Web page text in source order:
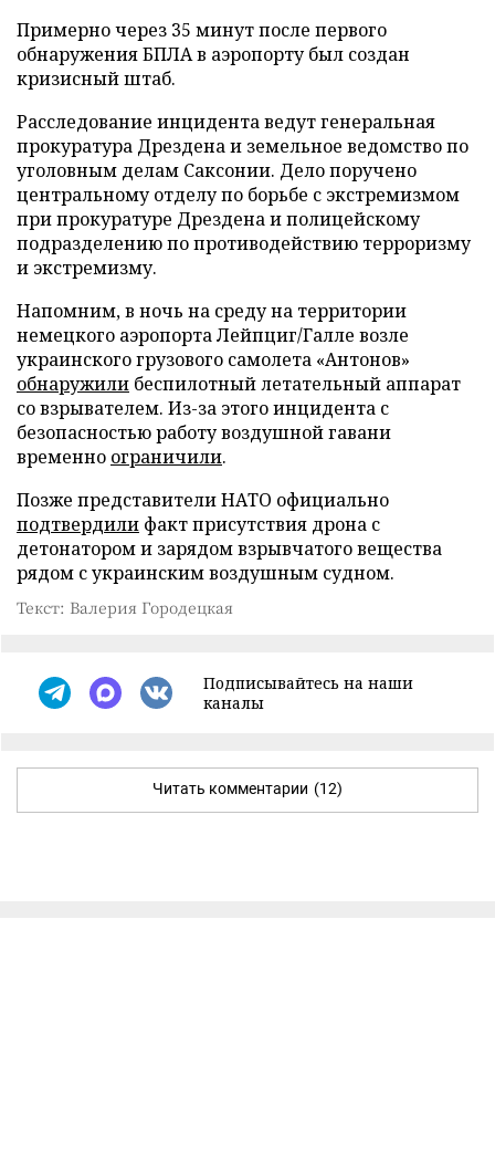
Примерно через 35 минут после первого
обнаружения БПЛА в аэропорту был создан
кризисный штаб.
Расследование инцидента ведут генеральная
прокуратура Дрездена и земельное ведомство по
уголовным делам Саксонии. Дело поручено
центральному отделу по борьбе с экстремизмом
при прокуратуре Дрездена и полицейскому
подразделению по противодействию терроризму
и экстремизму.
Напомним, в ночь на среду на территории
немецкого аэропорта Лейпциг/Галле возле
украинского грузового самолета «Антонов»
обнаружили беспилотный летательный аппарат
со взрывателем. Из-за этого инцидента с
безопасностью работу воздушной гавани
временно ограничили.
Позже представители НАТО официально
подтвердили факт присутствия дрона с
детонатором и зарядом взрывчатого вещества
рядом с украинским воздушным судном.
Текст: Валерия Городецкая
Подписывайтесь на наши
каналы
Читать комментарии (12)